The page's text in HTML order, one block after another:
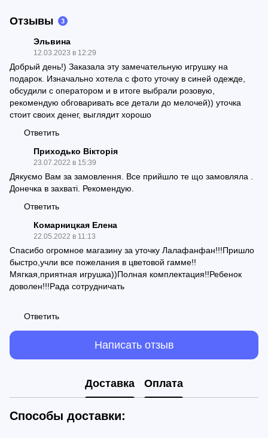
Отзывы 3
Эльвина
12.03.2023 в 12:29
Добрый день!) Заказала эту замечательную игрушку на
подарок. Изначально хотела с фото уточку в синей одежде,
обсудили с оператором и в итоге выбрали розовую,
рекомендую обговаривать все детали до мелочей)) уточка
стоит своих денег, выглядит хорошо
Ответить
Приходько Вікторія
23.07.2022 в 15:39
Дякуємо Вам за замовлення. Все прийшло те що замовляла .
Донечка в захваті. Рекомендую.
Ответить
Комарницкая Елена
22.05.2022 в 11:13
Спасибо огромное магазину за уточку Лалафанфан!!!Пришло
быстро,учли все пожелания в цветовой гамме!!
Мягкая,приятная игрушка))Полная комплектация!!Ребенок
доволен!!!Рада сотрудничать
Ответить
Написать отзыв
Доставка Оплата
Способы доставки: